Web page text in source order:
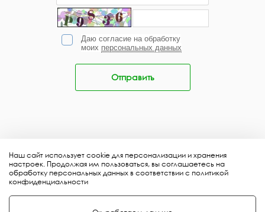
Даю согласие на обработку
моих персональных данных
Отправить
Наш сайт использует cookie для персонализации и хранения
настроек. Продолжая им пользоваться, вы соглашаетесь на
обработку персональных данных в соответствии с политикой
конфиденциальности